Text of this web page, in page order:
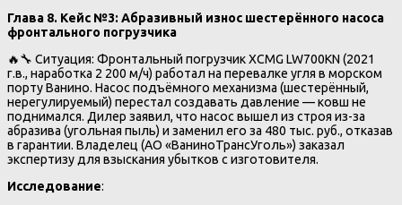
Глава 8. Кейс №3: Абразивный износ шестерённого насоса
фронтального погрузчика
🔥🔧 Ситуация: Фронтальный погрузчик XCMG LW700KN (2021
г.в., наработка 2 200 м/ч) работал на перевалке угля в морском
порту Ванино. Насос подъёмного механизма (шестерённый,
нерегулируемый) перестал создавать давление — ковш не
поднимался. Дилер заявил, что насос вышел из строя из-за
абразива (угольная пыль) и заменил его за 480 тыс. руб., отказав
в гарантии. Владелец (АО «ВаниноТрансУголь») заказал
экспертизу для взыскания убытков с изготовителя.
Исследование: